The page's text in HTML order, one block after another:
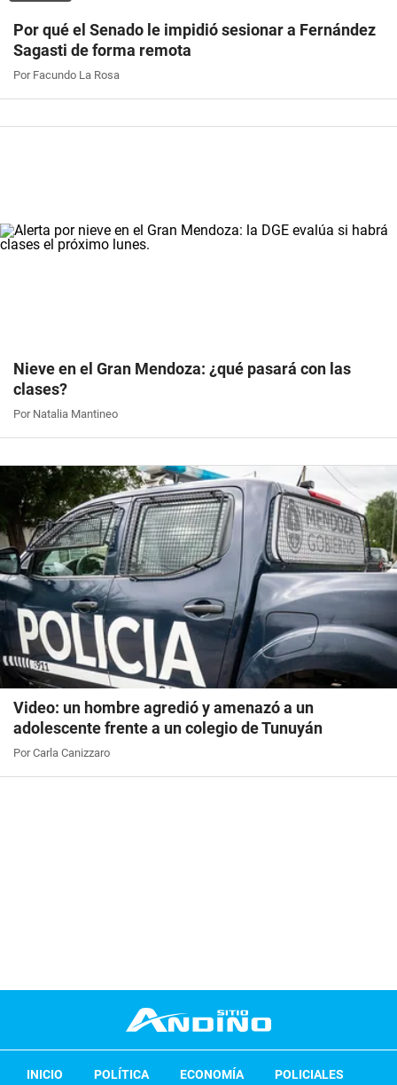
Por qué el Senado le impidió sesionar a Fernández
Sagasti de forma remota
Por Facundo La Rosa
Nieve en el Gran Mendoza: ¿qué pasará con las
clases?
Por Natalia Mantineo
Video: un hombre agredió y amenazó a un
adolescente frente a un colegio de Tunuyán
Por Carla Canizzaro
INICIO POLÍTICA ECONOMÍA POLICIALES